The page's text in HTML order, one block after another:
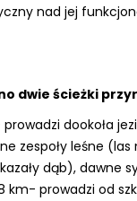
nad jej
dwie ścieżki
dookoła
zespoły leśne
dąb), dawne
km- prowadzi od